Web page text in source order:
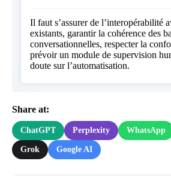
Il faut s’assurer de l’interopérabilité
existants, garantir la cohérence des
conversationnelles, respecter la
prévoir un module de supervision
doute sur l’automatisation.
Share at:
ChatGPT Perplexity WhatsApp
Grok Google AI